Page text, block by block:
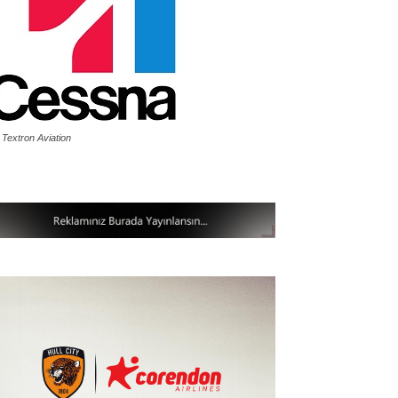
Aviation